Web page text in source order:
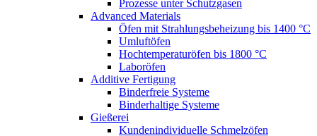
Prozesse unter Schutzgasen
Advanced Materials
Öfen mit Strahlungsbeheizung bis 1400 °C
Umluftöfen
Hochtemperaturöfen bis 1800 °C
Laboröfen
Additive Fertigung
Binderfreie Systeme
Binderhaltige Systeme
Gießerei
Kundenindividuelle Schmelzöfen